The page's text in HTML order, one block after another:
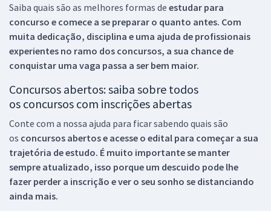
Saiba quais são as melhores formas de estudar para
concurso e comece a se preparar o quanto antes. Com
muita dedicação, disciplina e uma ajuda de profissionais
experientes no ramo dos concursos, a sua chance de
conquistar uma vaga passa a ser bem maior.
Concursos abertos: saiba sobre todos
os concursos com inscrições abertas
Conte com a nossa ajuda para ficar sabendo quais são
os concursos abertos e acesse o edital para começar a sua
trajetória de estudo. É muito importante se manter
sempre atualizado, isso porque um descuido pode lhe
fazer perder a inscrição e ver o seu sonho se distanciando
ainda mais.